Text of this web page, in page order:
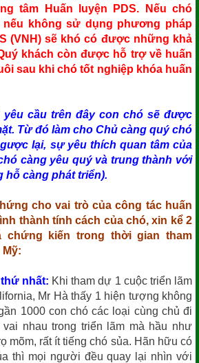
tâm Huấn luyện PDS. Nếu chó
nếu không sử dụng phương pháp
(VNH) sẽ khó có được những khả
khách còn được hỗ trợ về huấn
sau khi chó tốt nghiệp khóa huấn
trên đây con chó sẽ được
Từ đó làm cho Chủ càng quý chó
lại, sự yêu thích quan tâm của
càng yêu quý và trung thành với
hỗ càng phát triển).
cho vai trò của công tác huấn
thành tính cách của chó, xin kể 2
chứng kiến trong thời gian tham
Mỹ:
nhất: Khi tham dự 1 cuộc triển lãm
Mr Hà thấy 1 hiện tượng không
1000 con chó các loại cùng chủ đi
vai nhau trong triển lãm mà hầu như
mõm, rất ít tiếng chó sủa. Hãn hữu có
thì mọi người đều quay lại nhìn với